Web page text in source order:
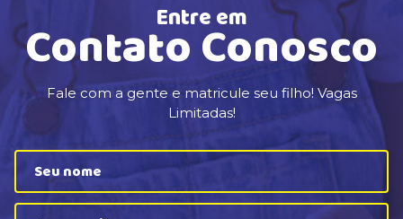
Entre em
Contato Conosco
Fale com a gente e matricule seu filho! Vagas
Limitadas!